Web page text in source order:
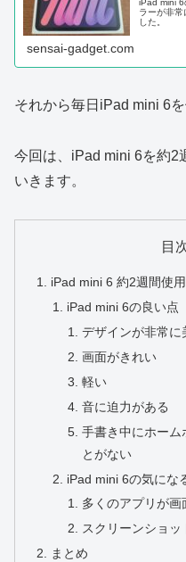
iPad mini 6
ラーが非常
した。
sensai-gadget.com
それから毎日iPad mini 6を
今回は、iPad mini 6を約2
いきます。
目
iPad mini 6 約2週間使
iPad mini 6の良い点
デザインが非常に
画面がきれい
軽い
音に迫力がある
手書き中にホーム
とがない
iPad mini 6の気にな
多くのアプリが
スクリーンショッ
まとめ